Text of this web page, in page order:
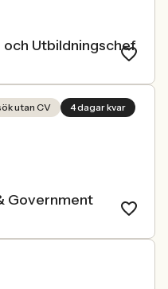
Utbildningschef
utan CV 4 dagar kvar
Government